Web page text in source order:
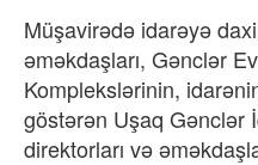
Müşavirədə idarəyə
əməkdaşları, Gənclər
Komplekslərinin,
göstərən Uşaq Gənclər
direktorları və